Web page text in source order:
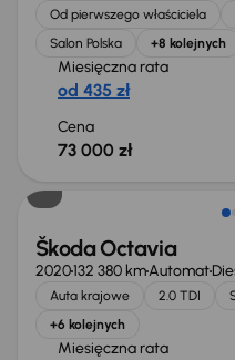
Od pierwszego właściciela
Salon Polska
+8 kolejnych
Miesięczna rata
od 435 zł
Cena
73 000 zł
Škoda Octavia
2020132 380 kmAutomat
Auta krajowe 2.0 TDI
+6 kolejnych
Miesięczna rata